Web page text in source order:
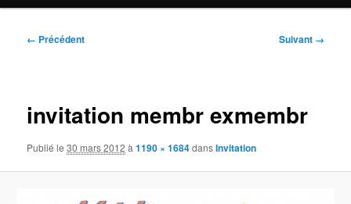
Navigation
← Précédent Suivant →
invitation membr exmembr
Publié le30 mars 2012 à1190 × 1684dansInvitation